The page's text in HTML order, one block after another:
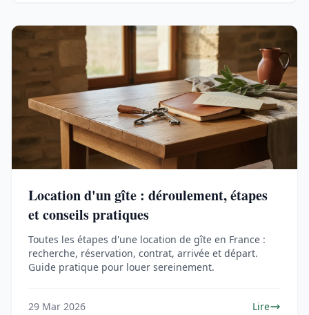
Location d'un gîte : déroulement, étapes
et conseils pratiques
Toutes les étapes d'une location de gîte en France :
recherche, réservation, contrat, arrivée et départ.
Guide pratique pour louer sereinement.
29 Mar 2026 Lire